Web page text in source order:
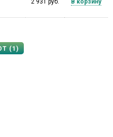
2 931 руб. В корзину
(1)